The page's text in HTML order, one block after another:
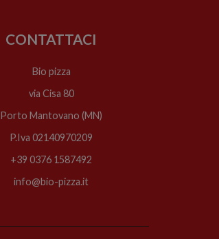
CONTATTACI
Bio pizza
via Cisa 80
Porto Mantovano (MN)
P.Iva 02140970209
+39 0376 1587492
info@bio-pizza.it